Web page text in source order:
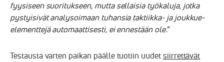
fyysiseen suoritukseen, mutta sellaisia työkaluja, jotka
pystyisivät analysoimaan tuhansia taktiikka- ja joukkue-
elementtejä automaattisesti, ei ennestään ole.”
Testausta varten paikan päälle tuotiin uudet siirrettävät